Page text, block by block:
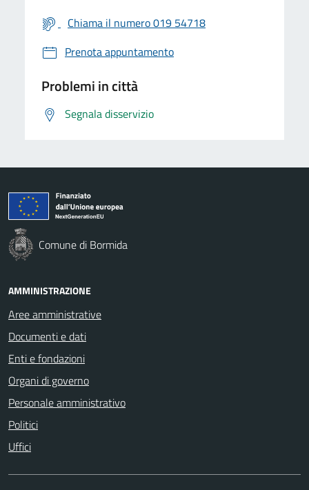
Chiama il numero 019 54718
Prenota appuntamento
Problemi in città
Segnala disservizio
Comune di Bormida
AMMINISTRAZIONE
Aree amministrative
Documenti e dati
Enti e fondazioni
Organi di governo
Personale amministrativo
Politici
Uffici